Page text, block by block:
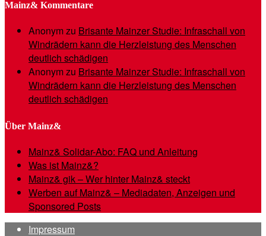
Mainz& Kommentare
Anonymzu Brisante Mainzer Studie: Infraschall von
Windrädern kann die Herzleistung des Menschen
deutlich schädigen
Anonymzu Brisante Mainzer Studie: Infraschall von
Windrädern kann die Herzleistung des Menschen
deutlich schädigen
Über Mainz&
Mainz& Solidar-Abo: FAQ und Anleitung
Was ist Mainz&?
Mainz& gik – Wer hinter Mainz& steckt
Werben auf Mainz& – Mediadaten, Anzeigen und
Sponsored Posts
Impressum